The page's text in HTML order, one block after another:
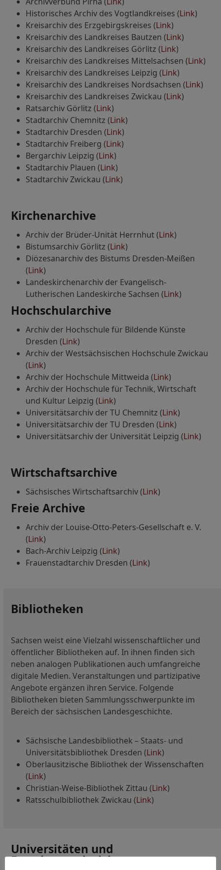
Historisches Archiv des Vogtlandkreises (Link)
Kreisarchiv des Erzgebirgskreises (Link)
Kreisarchiv des Landkreises Bautzen (Link)
Kreisarchiv des Landkreises Görlitz (Link)
Kreisarchiv des Landkreises Mittelsachsen (Link)
Kreisarchiv des Landkreises Leipzig (Link)
Kreisarchiv des Landkreises Nordsachsen (Link)
Kreisarchiv des Landkreises Zwickau (Link)
Ratsarchiv Görlitz (Link)
Stadtarchiv Chemnitz (Link)
Stadtarchiv Dresden (Link)
Stadtarchiv Freiberg (Link)
Bergarchiv Leipzig (Link)
Stadtarchiv Plauen (Link)
Stadtarchiv Zwickau (Link)
Kirchenarchive
Archiv der Brüder-Unität Herrnhut (Link)
Bistumsarchiv Görlitz (Link)
Diözesanarchiv des Bistums Dresden-Meißen
(Link)
Landeskirchenarchiv der Evangelisch-
Lutherischen Landeskirche Sachsen (Link)
Hochschularchive
Archiv der Hochschule für Bildende Künste
Dresden (Link)
Archiv der Westsächsischen Hochschule Zwickau
(Link)
Archiv der Hochschule Mittweida (Link)
Archiv der Hochschule für Technik, Wirtschaft
und Kultur Leipzig (Link)
Universitätsarchiv der TU Chemnitz (Link)
Universitätsarchiv der TU Dresden (Link)
Universitätsarchiv der Universität Leipzig (Link)
Wirtschaftsarchive
Sächsisches Wirtschaftsarchiv (Link)
Freie Archive
Archiv der Louise-Otto-Peters-Gesellschaft e. V.
(Link)
Bach-Archiv Leipzig (Link)
Frauenstadtarchiv Dresden (Link)
Bibliotheken
Sachsen weist eine Vielzahl wissenschaftlicher und
öffentlicher Bibliotheken auf. In ihnen finden sich
neben analogen Publikationen auch umfangreiche
digitale Medien. Veranstaltungen und partizipative
Angebote ergänzen ihren Service. Folgende
Bibliotheken bieten Sammlungsschwerpunkte im
Bereich der sächsischen Landesgeschichte.
Sächsische Landesbibliothek – Staats- und
Universitätsbibliothek Dresden (Link)
Oberlausitzische Bibliothek der Wissenschaften
(Link)
Christian-Weise-Bibliothek Zittau (Link)
Ratsschulbibliothek Zwickau (Link)
Universitäten und
Forschungseinrichtungen